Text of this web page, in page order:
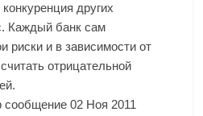
других
Каждый банк сам
риски и в зависимости от
отрицательной
02 Ноя 2011